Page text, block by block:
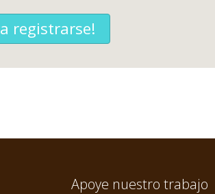
registrarse!
Apoye nuestro trabajo